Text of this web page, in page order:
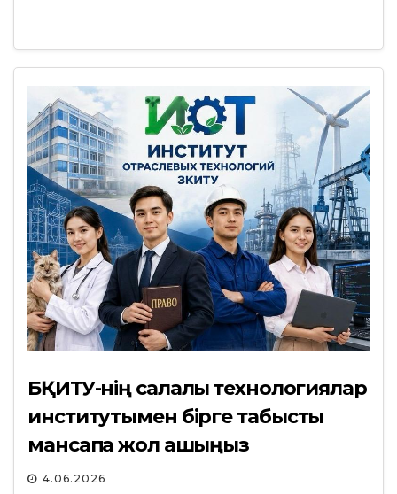
БҚИТУ-нің салалық технологиялар
институтымен бірге табысты
мансапқа жол ашыңыз
4.06.2026